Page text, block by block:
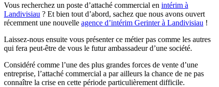
Vous recherchez un poste d’attaché commercial en intérim à
Landivisiau ? Et bien tout d’abord, sachez que nous avons ouvert
récemment une nouvelle agence d’intérim Gerinter à Landivisiau !
Laissez-nous ensuite vous présenter ce métier pas comme les autres
qui fera peut-être de vous le futur ambassadeur d’une société.
Considéré comme l’une des plus grandes forces de vente d’une
entreprise, l’attaché commercial a par ailleurs la chance de ne pas
connaître la crise en cette période particulièrement difficile.